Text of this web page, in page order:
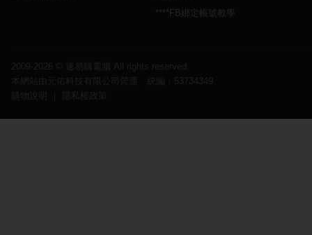
****FB綁定帳號教學